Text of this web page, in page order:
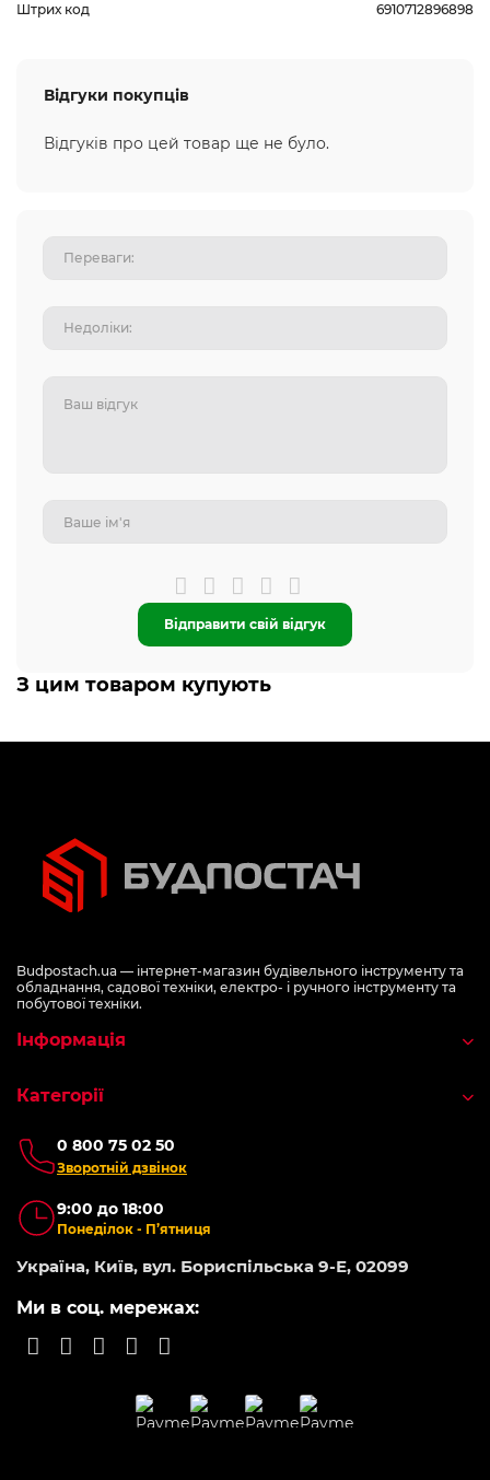
Штрих код 6910712896898
Відгуки покупців
Відгуків про цей товар ще не було.
Відправити свій відгук
З цим товаром купують
Budpostach.ua — інтернет-магазин будівельного інструменту та
обладнання, садової техніки, електро- і ручного інструменту та
побутової техніки.
0 800 75 02 50
Зворотній дзвінок
9:00 до 18:00
Понеділок - П’ятниця
Україна, Київ, вул. Бориспільська 9-Е, 02099
Ми в соц. мережах:
Інформація
Категорії